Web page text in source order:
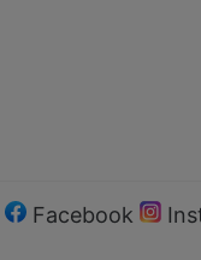
Facebook